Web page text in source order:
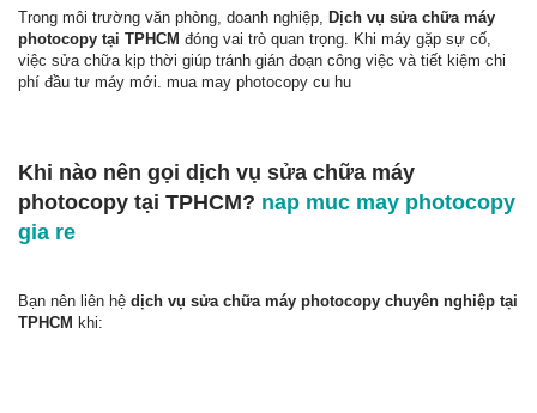
Trong môi trường văn phòng, doanh nghiệp, Dịch vụ sửa chữa máy
photocopy tại TPHCM đóng vai trò quan trọng. Khi máy gặp sự cố,
việc sửa chữa kịp thời giúp tránh gián đoạn công việc và tiết kiệm chi
phí đầu tư máy mới. mua may photocopy cu hu
Khi nào nên gọi dịch vụ sửa chữa máy
photocopy tại TPHCM? nap muc may photocopy
gia re
Bạn nên liên hệ dịch vụ sửa chữa máy photocopy chuyên nghiệp tại
TPHCM khi: